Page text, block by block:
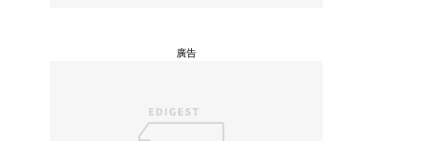
廣告